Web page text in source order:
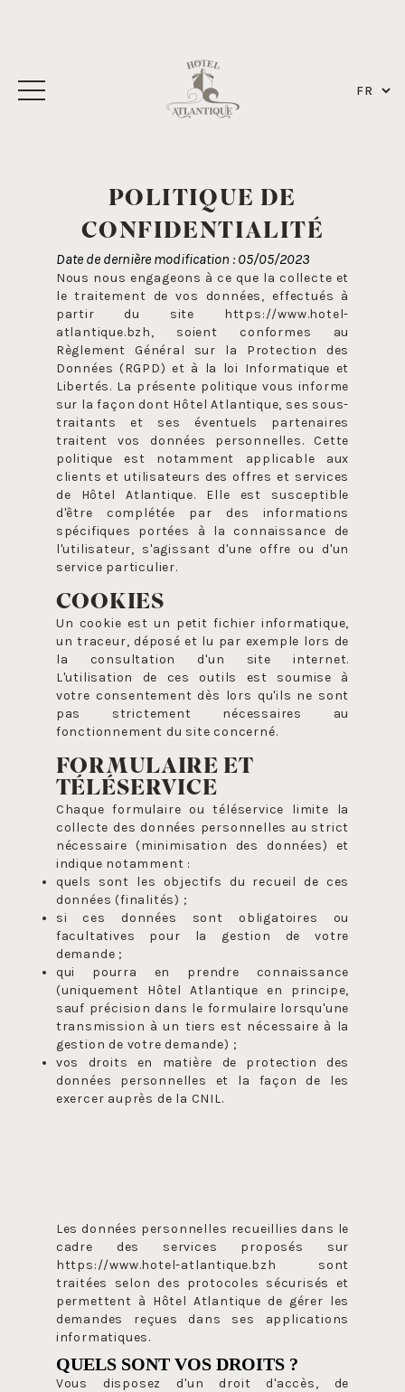
POLITIQUE DE
CONFIDENTIALITÉ
Date de dernière modification : 05/05/2023
Nous nous engageons à ce que la collecte et
le traitement de vos données, effectués à
partir du site https://www.hotel-
atlantique.bzh, soient conformes au
Règlement Général sur la Protection des
Données (RGPD) et à la loi Informatique et
Libertés. La présente politique vous informe
sur la façon dont Hôtel Atlantique, ses sous-
traitants et ses éventuels partenaires
traitent vos données personnelles. Cette
politique est notamment applicable aux
clients et utilisateurs des offres et services
de Hôtel Atlantique. Elle est susceptible
d'être complétée par des informations
spécifiques portées à la connaissance de
l'utilisateur, s'agissant d'une offre ou d'un
service particulier.
COOKIES
Un cookie est un petit fichier informatique,
un traceur, déposé et lu par exemple lors de
la consultation d'un site internet.
L'utilisation de ces outils est soumise à
votre consentement dès lors qu'ils ne sont
pas strictement nécessaires au
fonctionnement du site concerné.
FORMULAIRE ET
TÉLÉSERVICE
Chaque formulaire ou téléservice limite la
collecte des données personnelles au strict
nécessaire (minimisation des données) et
indique notamment :
quels sont les objectifs du recueil de ces
données (finalités) ;
si ces données sont obligatoires ou
facultatives pour la gestion de votre
demande ;
qui pourra en prendre connaissance
(uniquement Hôtel Atlantique en principe,
sauf précision dans le formulaire lorsqu'une
transmission à un tiers est nécessaire à la
gestion de votre demande) ;
vos droits en matière de protection des
données personnelles et la façon de les
exercer auprès de la CNIL.
Les données personnelles recueillies dans le
cadre des services proposés sur
https://www.hotel-atlantique.bzh sont
traitées selon des protocoles sécurisés et
permettent à Hôtel Atlantique de gérer les
demandes reçues dans ses applications
informatiques.
QUELS SONT VOS DROITS ?
Vous disposez d'un droit d'accès, de